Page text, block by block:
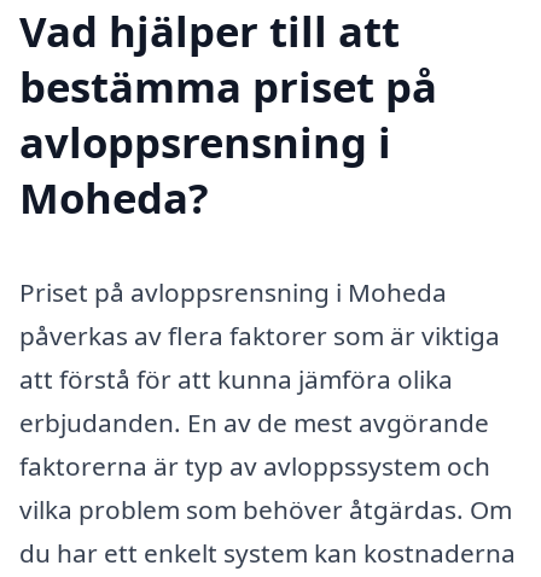
Vad hjälper till att
bestämma priset på
avloppsrensning i
Moheda?
Priset på avloppsrensning i Moheda
påverkas av flera faktorer som är viktiga
att förstå för att kunna jämföra olika
erbjudanden. En av de mest avgörande
faktorerna är typ av avloppssystem och
vilka problem som behöver åtgärdas. Om
du har ett enkelt system kan kostnaderna